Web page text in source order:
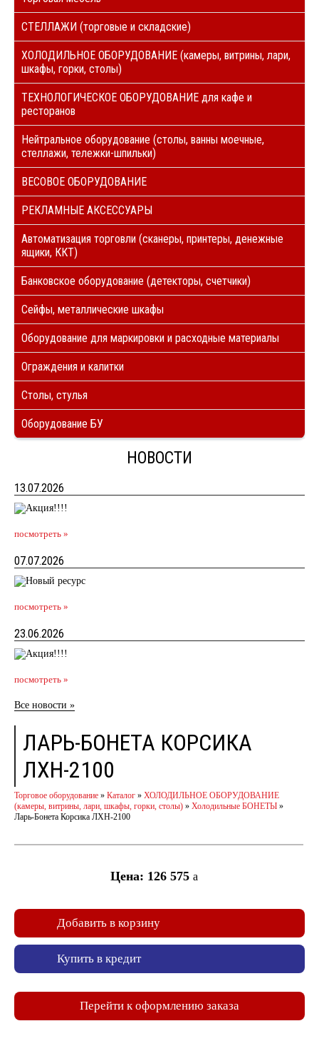
СТЕЛЛАЖИ (торговые и складские)
ХОЛОДИЛЬНОЕ ОБОРУДОВАНИЕ (камеры, витрины, лари,
шкафы, горки, столы)
ТЕХНОЛОГИЧЕСКОЕ ОБОРУДОВАНИЕ для кафе и
ресторанов
Нейтральное оборудование (столы, ванны моечные,
стеллажи, тележки-шпильки)
ВЕСОВОЕ ОБОРУДОВАНИЕ
РЕКЛАМНЫЕ АКСЕССУАРЫ
Автоматизация торговли (сканеры, принтеры, денежные
ящики, ККТ)
Банковское оборудование (детекторы, счетчики)
Сейфы, металлические шкафы
Оборудование для маркировки и расходные материалы
Ограждения и калитки
Столы, стулья
Оборудование БУ
НОВОСТИ
13.07.2026
посмотреть »
07.07.2026
посмотреть »
23.06.2026
посмотреть »
Все новости »
ЛАРЬ-БОНЕТА КОРСИКА
ЛХН-2100
Торговое оборудование » Каталог » ХОЛОДИЛЬНОЕ ОБОРУДОВАНИЕ
(камеры, витрины, лари, шкафы, горки, столы) » Холодильные БОНЕТЫ »
Ларь-Бонета Корсика ЛХН-2100
Цена: 126 575 a
Добавить в корзину
Купить в кредит
Перейти к оформлению заказа